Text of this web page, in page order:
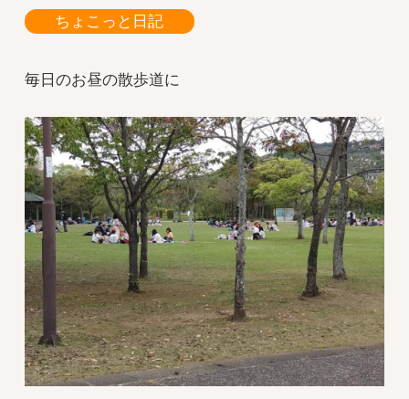
ちょこっと日記
毎日のお昼の散歩道に